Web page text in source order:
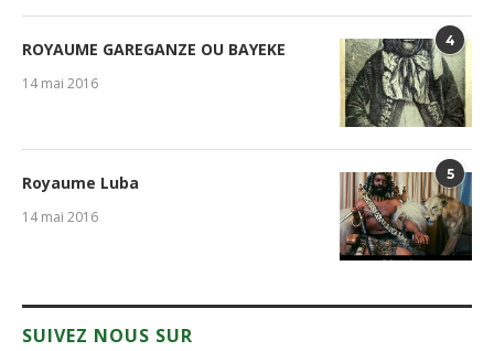
4
ROYAUME GAREGANZE OU BAYEKE
14 mai 2016
5
Royaume Luba
14 mai 2016
SUIVEZ NOUS SUR